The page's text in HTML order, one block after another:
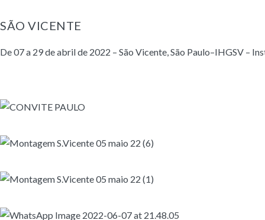
SÃO VICENTE
De 07 a 29 de abril de 2022 – São Vicente, São Paulo–IHGSV –